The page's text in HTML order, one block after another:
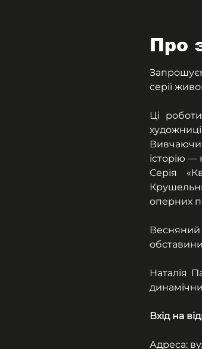
Про
серії
Ці
історію —
Серія
оперних
Весняний
Наталія
Вхід на
Адреса: